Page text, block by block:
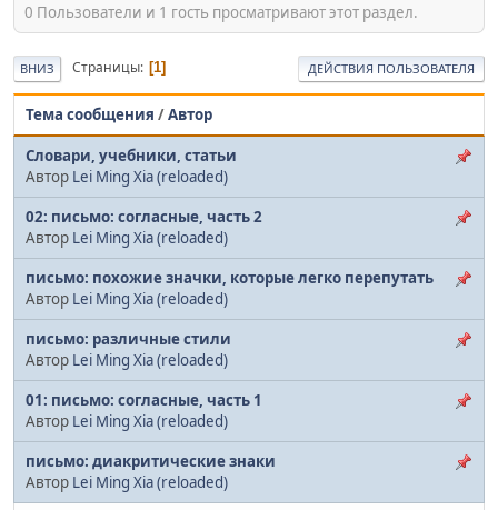
0 Пользователи и 1 гость просматривают этот раздел.
ВНИЗ Страницы 1 ДЕЙСТВИЯ ПОЛЬЗОВАТЕЛЯ
Тема сообщения /Автор
Словари, учебники, статьи
Автор Lei Ming Xia (reloaded)
02: письмо: согласные, часть 2
Автор Lei Ming Xia (reloaded)
письмо: похожие значки, которые легко перепутать
Автор Lei Ming Xia (reloaded)
письмо: различные стили
Автор Lei Ming Xia (reloaded)
01: письмо: согласные, часть 1
Автор Lei Ming Xia (reloaded)
письмо: диакритические знаки
Автор Lei Ming Xia (reloaded)